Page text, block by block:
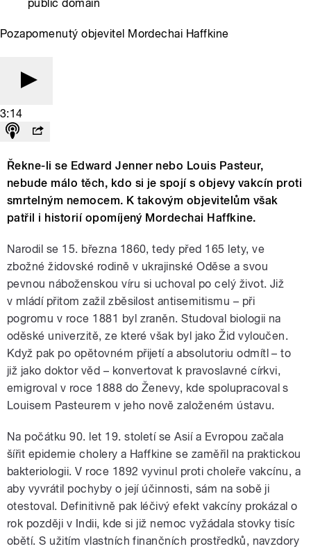
public domain
Pozapomenutý objevitel Mordechai Haffkine
3:14
Řekne-li se Edward Jenner nebo Louis Pasteur,
nebude málo těch, kdo si je spojí s objevy vakcín proti
smrtelným nemocem. K takovým objevitelům však
patřil i historií opomíjený Mordechai Haffkine.
Narodil se 15. března 1860, tedy před 165 lety, ve
zbožné židovské rodině v ukrajinské Oděse a svou
pevnou náboženskou víru si uchoval po celý život. Již
v mládí přitom zažil zběsilost antisemitismu – při
pogromu v roce 1881 byl zraněn. Studoval biologii na
oděské univerzitě, ze které však byl jako Žid vyloučen.
Když pak po opětovném přijetí a absolutoriu odmítl – to
již jako doktor věd – konvertovat k pravoslavné církvi,
emigroval v roce 1888 do Ženevy, kde spolupracoval s
Louisem Pasteurem v jeho nově založeném ústavu.
Na počátku 90. let 19. století se Asií a Evropou začala
šířit epidemie cholery a Haffkine se zaměřil na praktickou
bakteriologii. V roce 1892 vyvinul proti choleře vakcínu, a
aby vyvrátil pochyby o její účinnosti, sám na sobě ji
otestoval. Definitivně pak léčivý efekt vakcíny prokázal o
rok později v Indii, kde si již nemoc vyžádala stovky tisíc
obětí. S užitím vlastních finančních prostředků, navzdory